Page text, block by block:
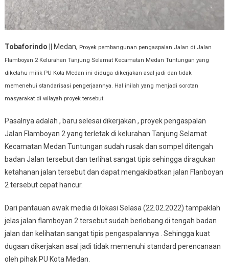
Tobaforindo || Medan, Proyek pembangunan pengaspalan Jalan di Jalan
Flamboyan 2 Kelurahan Tanjung Selamat Kecamatan Medan Tuntungan yang
diketahu milik PU Kota Medan ini diduga dikerjakan asal jadi dan tidak
memenehui standarisasi pengerjaannya. Hal inilah yang menjadi sorotan
masyarakat di wilayah proyek tersebut.
Pasalnya adalah , baru selesai dikerjakan , proyek pengaspalan
Jalan Flamboyan 2 yang terletak di kelurahan Tanjung Selamat
Kecamatan Medan Tuntungan sudah rusak dan sompel ditengah
badan Jalan tersebut dan terlihat sangat tipis sehingga diragukan
ketahanan jalan tersebut dan dapat mengakibatkan jalan Flanboyan
2 tersebut cepat hancur.
Dari pantauan awak media di lokasi Selasa (22.02.2022) tampaklah
jelas jalan flamboyan 2 tersebut sudah berlobang di tengah badan
jalan dan kelihatan sangat tipis pengaspalannya . Sehingga kuat
dugaan dikerjakan asal jadi tidak memenuhi standard perencanaan
oleh pihak PU Kota Medan.